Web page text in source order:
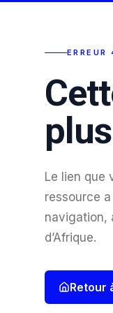
ERREUR
Le lien que
ressource
navigation,
d’Afrique.
Retour